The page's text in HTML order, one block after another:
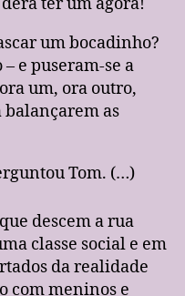
ter um agora!
um bocadinho?
e puseram-se a
um, ora outro,
balançarem as
Tom. (…)
descem a rua
classe social e em
da realidade
com meninos e